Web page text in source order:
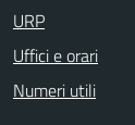
URP
Uffici e orari
Numeri utili